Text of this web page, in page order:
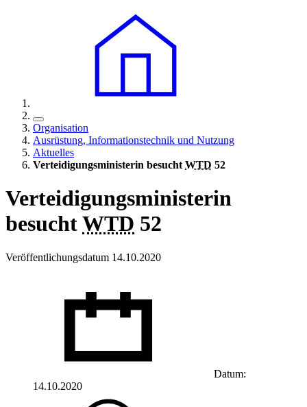
Organisation
Ausrüstung, Informationstechnik und Nutzung
Aktuelles
Verteidigungsministerin besucht WTD 52
Verteidigungsministerin
besuchtWTD 52
Veröffentlichungsdatum 14.10.2020
Datum:
14.10.2020